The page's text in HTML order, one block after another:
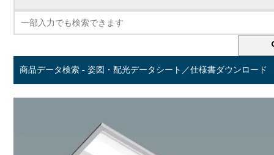
商品データ検索 - 姿図・配光データシート／仕様書ダウンロード